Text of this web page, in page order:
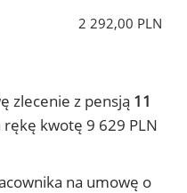
2 292,00 PLN
zlecenie z pensją 11
kwotę 9 629 PLN
na umowę o